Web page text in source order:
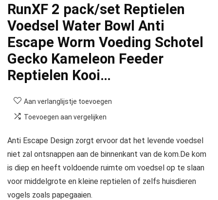
RunXF 2 pack/set Reptielen
Voedsel Water Bowl Anti
Escape Worm Voeding Schotel
Gecko Kameleon Feeder
Reptielen Kooi…
Aan verlanglijstje toevoegen
Toevoegen aan vergelijken
Anti Escape Design zorgt ervoor dat het levende voedsel
niet zal ontsnappen aan de binnenkant van de kom.De kom
is diep en heeft voldoende ruimte om voedsel op te slaan
voor middelgrote en kleine reptielen of zelfs huisdieren
vogels zoals papegaaien.